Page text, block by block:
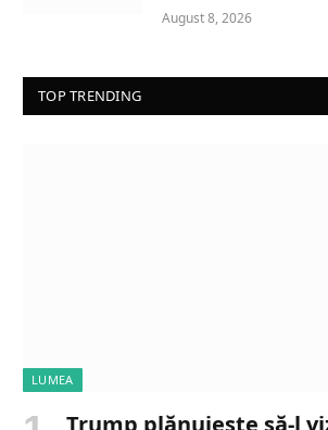
August 8, 2026
TOP TRENDING
LUMEA
Trump plănuiește să-l